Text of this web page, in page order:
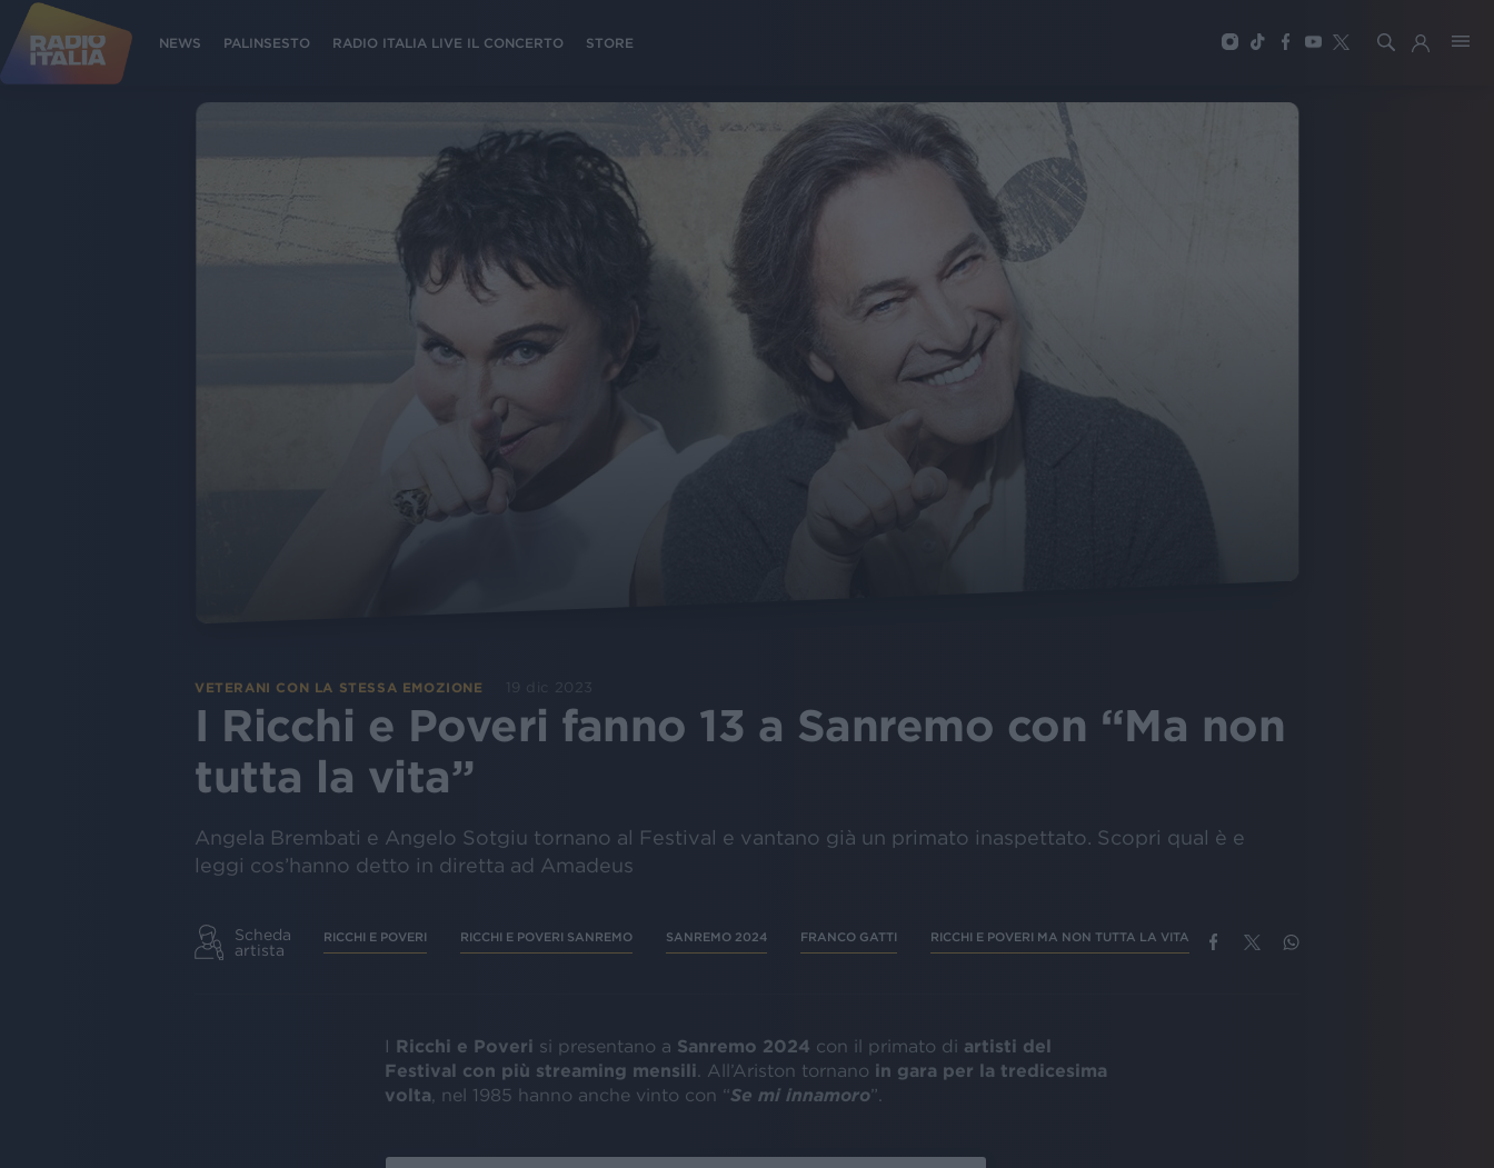
NEWS PALINSESTO RADIO ITALIA LIVE IL CONCERTO STORE
VETERANI CON LA STESSA EMOZIONE 19 dic 2023
I Ricchi e Poveri fanno 13 a Sanremo con “Ma non
tutta la vita”
Angela Brembati e Angelo Sotgiu tornano al Festival e vantano già un primato inaspettato. Scopri qual è e
leggi cos’hanno detto in diretta ad Amadeus
Scheda
artista
RICCHI E POVERI RICCHI E POVERI SANREMO SANREMO 2024 FRANCO GATTI RICCHI E POVERI MA NON TUTTA LA VITA
I Ricchi e Poveri si presentano a Sanremo 2024 con il primato di artisti del
Festival con più streaming mensili . All’Ariston tornano in gara per la tredicesima
volta , nel 1985 hanno anche vinto con “Se mi innamoro”.